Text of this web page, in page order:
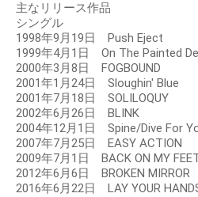
主なリリース作品
シングル
1998年9月19日 Push Eject
1999年4月1日 On The Painted
2000年3月8日 FOGBOUND
2001年1月24日 Sloughin' Blue
2001年7月18日 SOLILOQUY
2002年6月26日 BLINK
2004年12月1日 Spine/Dive For
2007年7月25日 EASY ACTION
2009年7月1日 BACK ON MY
2012年6月6日 BROKEN MIRROR
2016年6月22日 LAY YOUR